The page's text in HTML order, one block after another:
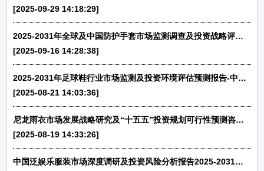
[2025-09-29 14:18:29]
2025-2031年全球及中国防护手套市场监测调查及投资战略评估预测报告-中金企信发布
[2025-09-16 14:28:38]
2025-2031年足球鞋行业市场监测及投资环境评估预测报告-中金企信发布
[2025-08-21 14:03:36]
尼龙雨衣市场发展战略研究及“十五五”投资规划可行性预测咨询报告（2025版）
[2025-08-19 14:33:26]
中国泛娱乐服装市场深度调研及投资风险分析报告2025-2031年-中金企信发布